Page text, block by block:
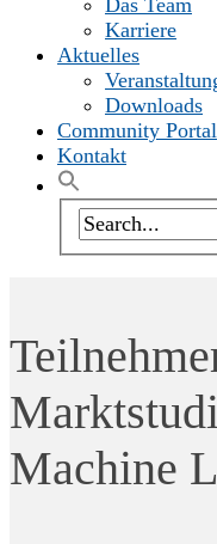
Karriere
Aktuelles
Downloads
Community Portal
Kontakt
Machine